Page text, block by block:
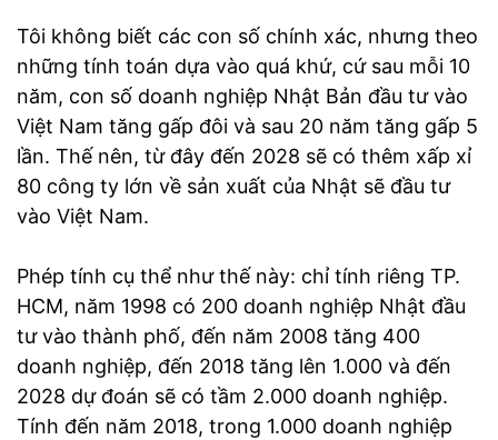
Tôi không biết các con số chính xác, nhưng theo
những tính toán dựa vào quá khứ, cứ sau mỗi 10
năm, con số doanh nghiệp Nhật Bản đầu tư vào
Việt Nam tăng gấp đôi và sau 20 năm tăng gấp 5
lần. Thế nên, từ đây đến 2028 sẽ có thêm xấp xỉ
80 công ty lớn về sản xuất của Nhật sẽ đầu tư
vào Việt Nam.
Phép tính cụ thể như thế này: chỉ tính riêng TP.
HCM, năm 1998 có 200 doanh nghiệp Nhật đầu
tư vào thành phố, đến năm 2008 tăng 400
doanh nghiệp, đến 2018 tăng lên 1.000 và đến
2028 dự đoán sẽ có tầm 2.000 doanh nghiệp.
Tính đến năm 2018, trong 1.000 doanh nghiệp